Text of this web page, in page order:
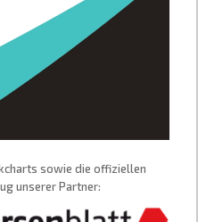
sowie die offiziellen
unserer Partner: